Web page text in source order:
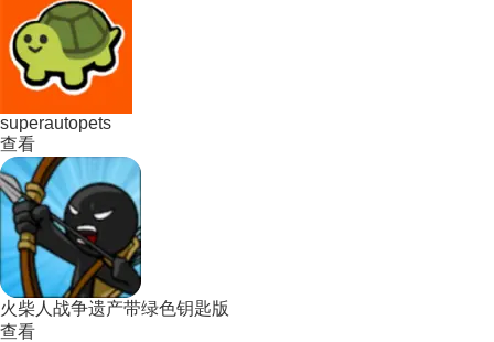
superautopets
查看
火柴人战争遗产带绿色钥匙版
查看